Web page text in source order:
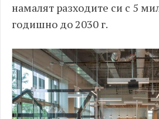
намалят разходите си с 5
годишно до 2030 г.